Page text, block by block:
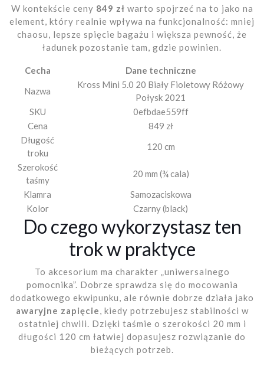
W kontekście ceny 849 zł warto spojrzeć na to jako na
element, który realnie wpływa na funkcjonalność: mniej
chaosu, lepsze spięcie bagażu i większa pewność, że
ładunek pozostanie tam, gdzie powinien.
Cecha
Dane techniczne
Nazwa
Kross Mini 5.0 20 Biały Fioletowy Różowy
Połysk 2021
SKU
0efbdae559ff
Cena
849 zł
Długość
troku
120 cm
Szerokość
taśmy
20 mm (¾ cala)
Klamra
Samozaciskowa
Kolor
Czarny (black)
Do czego wykorzystasz ten
trok w praktyce
To akcesorium ma charakter „uniwersalnego
pomocnika”. Dobrze sprawdza się do mocowania
dodatkowego ekwipunku, ale równie dobrze działa jako
awaryjne zapięcie, kiedy potrzebujesz stabilności w
ostatniej chwili. Dzięki taśmie o szerokości 20 mm i
długości 120 cm łatwiej dopasujesz rozwiązanie do
bieżących potrzeb.